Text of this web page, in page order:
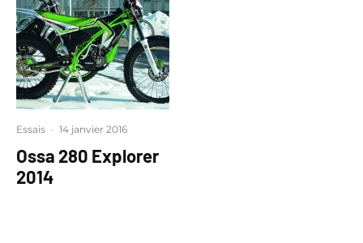
Essais · 14 janvier 2016
Ossa 280 Explorer
2014